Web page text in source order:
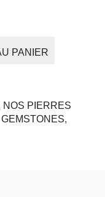
PANIER
NOS PIERRES
,